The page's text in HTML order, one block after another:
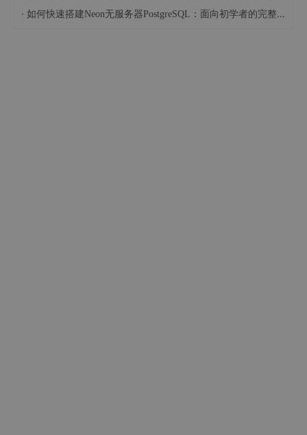
· 如何快速搭建Neon无服务器PostgreSQL：面向初学者的完整指南